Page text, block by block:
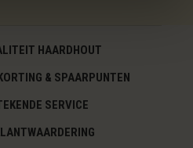
HAARDHOUT
& SPAARPUNTEN
SERVICE